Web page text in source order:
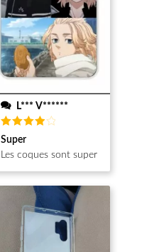
L*** V******
Note
sur 5
Super
Les coques sont super